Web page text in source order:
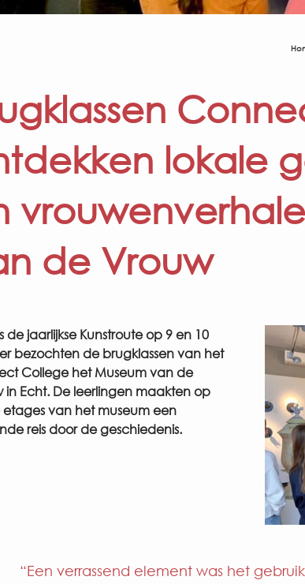
lokale
de Vrouw
de jaarlijkse Kunstroute op 9 en 10
bezochten de brugklassen van het
College het Museum van de
in Echt. De leerlingen maakten op
van het museum een
reis door de geschiedenis.
“Een verrassend element was het